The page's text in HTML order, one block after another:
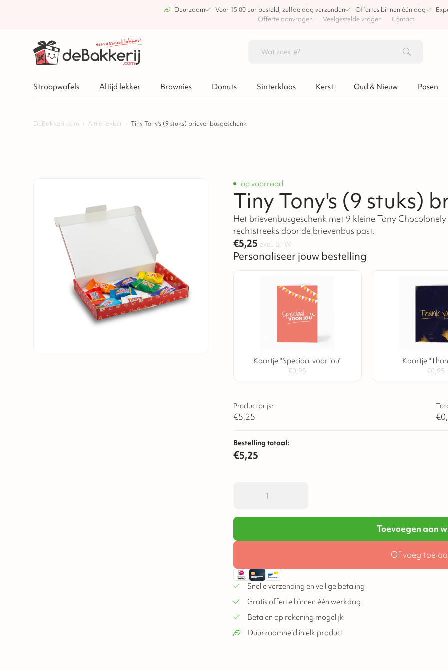
Duurzaam Voor 15.00 uur besteld, zelfde dag verzonden Offertes binnen één dag
Offerte aanvragen
Veelgestelde vragen Contact
Stroopwafels Altijd lekker Brownies Donuts Sinterklaas Kerst Oud & Nieuw Pasen
DeBakkerij.com › Altijd lekker › Tiny Tony’s (9 stuks) brievenbusgeschenk
op voorraad
Tiny Tony's (9 stuks)
Het brievenbusgeschenk met 9 kleine Tony
rechtstreeks door de brievenbus past.
€5,25 excl. BTW
Personaliseer jouw bestelling
Kaartje "Speciaal voor jou"
€0,95
Kaartje
€0,95
Productprijs:
€5,25 €
Bestelling totaal:
€5,25
Toevoegen aan
Of voeg toe
Snelle verzending en veilige betaling
Gratis offerte binnen één werkdag
Betalen op rekening mogelijk
Duurzaamheid in elk product